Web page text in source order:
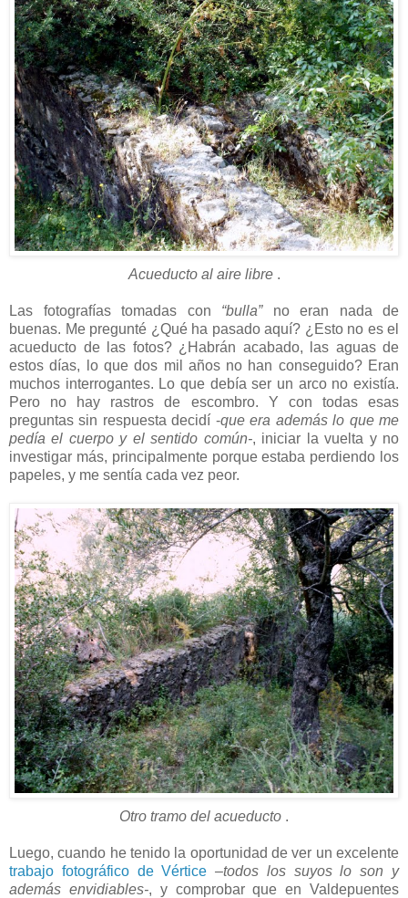
Acueducto al aire libre .
Las fotografías tomadas con “bulla” no eran nada de
buenas. Me pregunté ¿Qué ha pasado aquí? ¿Esto no es el
acueducto de las fotos? ¿Habrán acabado, las aguas de
estos días, lo que dos mil años no han conseguido? Eran
muchos interrogantes. Lo que debía ser un arco no existía.
Pero no hay rastros de escombro. Y con todas esas
preguntas sin respuesta decidí -que era además lo que me
pedía el cuerpo y el sentido común-, iniciar la vuelta y no
investigar más, principalmente porque estaba perdiendo los
papeles, y me sentía cada vez peor.
Otro tramo del acueducto .
Luego, cuando he tenido la oportunidad de ver un excelente
trabajo fotográfico de Vértice–todos los suyos lo son y
además envidiables-, y comprobar que en Valdepuentes